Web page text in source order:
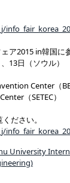
ア2015 in韓国に
13日（ソウル）
Center（
（SETEC）
ださい。
University